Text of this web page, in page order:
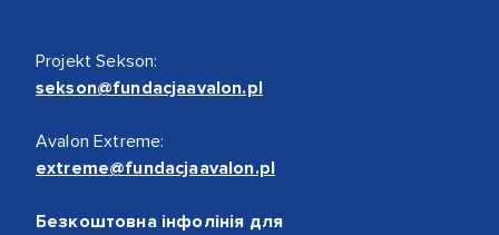
Projekt Sekson:
sekson@fundacjaavalon.pl
Avalon Extreme:
extreme@fundacjaavalon.pl
Безкоштовна інфолінія для